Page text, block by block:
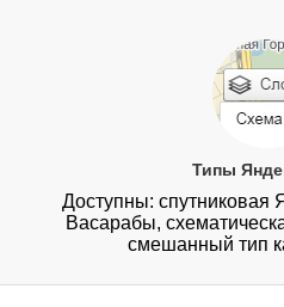
Типы
Доступны: спутниковая
Васарабы,
смешанный тип